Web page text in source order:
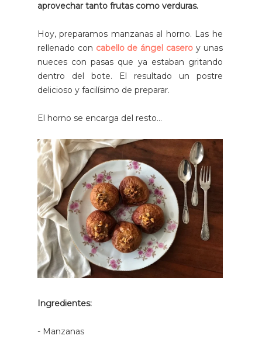
aprovechar tanto frutas como verduras.
Hoy, preparamos manzanas al horno. Las he
rellenado con cabello de ángel casero y unas
nueces con pasas que ya estaban gritando
dentro del bote. El resultado un postre
delicioso y facilísimo de preparar.
El horno se encarga del resto...
Ingredientes:
- Manzanas